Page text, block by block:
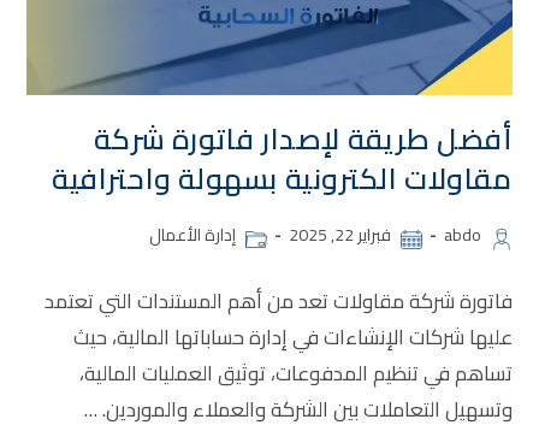
أفضل طريقة لإصدار فاتورة شركة
مقاولات الكترونية بسهولة واحترافية
abdo فبراير 22, 2025 إدارة الأعمال
فاتورة شركة مقاولات تعد من أهم المستندات التي تعتمد
عليها شركات الإنشاءات في إدارة حساباتها المالية، حيث
تساهم في تنظيم المدفوعات، توثيق العمليات المالية،
وتسهيل التعاملات بين الشركة والعملاء والموردين. …